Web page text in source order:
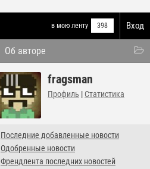
Вход
в мою ленту 398
Об авторе
fragsman
Профиль | Статистика
Последние добавленные новости
Одобренные новости
Френдлента последних новостей